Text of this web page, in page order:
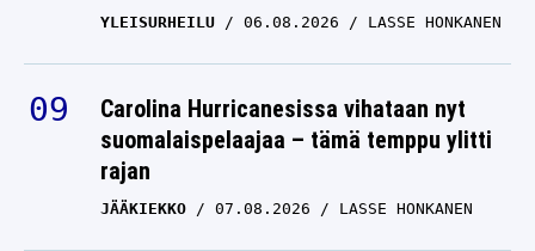
YLEISURHEILU 06.08.2026 LASSE HONKANEN
Carolina Hurricanesissa vihataan nyt
suomalaispelaajaa – tämä temppu ylitti
rajan
JÄÄKIEKKO 07.08.2026 LASSE HONKANEN